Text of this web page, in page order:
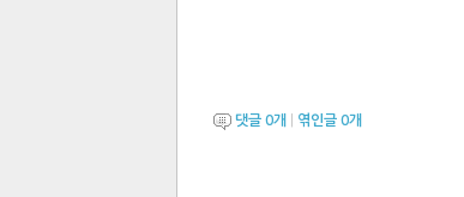
댓글 0개 엮인글 0개